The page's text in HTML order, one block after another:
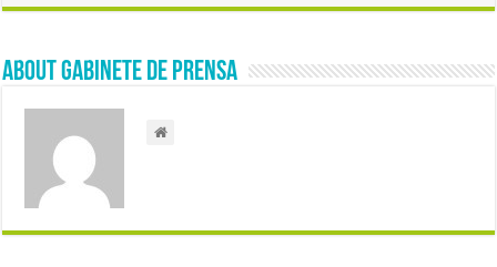
About Gabinete de Prensa